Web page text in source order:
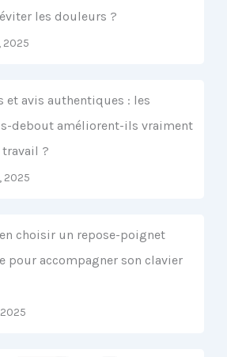
les douleurs ?
2025
et avis authentiques : les
debout améliorent-ils vraiment
?
2025
choisir un repose-poignet
pour accompagner son clavier